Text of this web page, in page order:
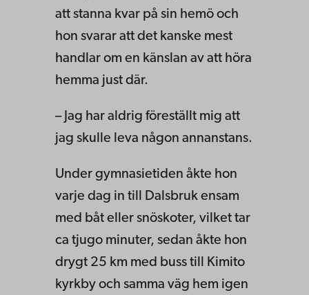
att stanna kvar på sin hemö och
hon svarar att det kanske mest
handlar om en känslan av att höra
hemma just där.
– Jag har aldrig föreställt mig att
jag skulle leva någon annanstans.
Under gymnasietiden åkte hon
varje dag in till Dalsbruk ensam
med båt eller snöskoter, vilket tar
ca tjugo minuter, sedan åkte hon
drygt 25 km med buss till Kimito
kyrkby och samma väg hem igen